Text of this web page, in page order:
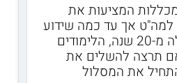
המציעות את
למה"ט אך עד כמה שידוע
לי, היות וערו למעלה מ-20 שנה, הלימודים
תרצה להשלים את
את המסלול